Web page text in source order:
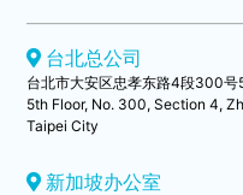
台北总公司
台北市大安区忠孝东路4段300号
5th Floor, No. 300, Section 4,
Taipei City
新加坡办公室